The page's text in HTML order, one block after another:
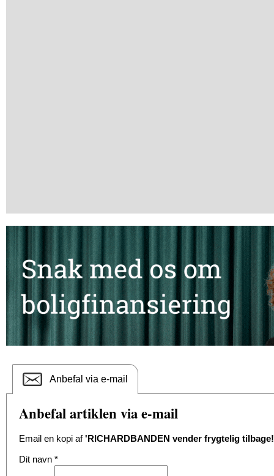
Anbefal via e-mail
Anbefal artiklen via e-mail
Email en kopi af'RICHARDBANDEN vender frygtelig
Dit navn *